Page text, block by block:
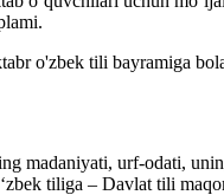
madaniyati, urf-odati,
tiliga – Davlat tili